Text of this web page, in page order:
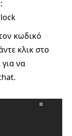
κωδικό
κλικ στο
να